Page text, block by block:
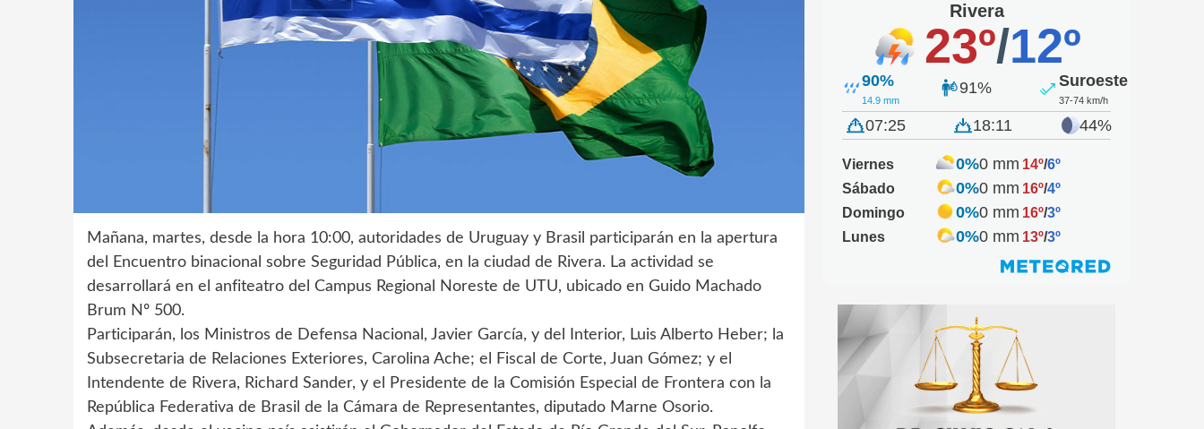
Mañana, martes, desde la hora 10:00, autoridades de Uruguay y Brasil participarán en la apertura
del Encuentro binacional sobre Seguridad Pública, en la ciudad de Rivera. La actividad se
desarrollará en el anfiteatro del Campus Regional Noreste de UTU, ubicado en Guido Machado
Brum Nº 500.
Participarán, los Ministros de Defensa Nacional, Javier García, y del Interior, Luis Alberto Heber; la
Subsecretaria de Relaciones Exteriores, Carolina Ache; el Fiscal de Corte, Juan Gómez; y el
Intendente de Rivera, Richard Sander, y el Presidente de la Comisión Especial de Frontera con la
República Federativa de Brasil de la Cámara de Representantes, diputado Marne Osorio.
Rivera
23º/12º
90%
14.9 mm
91% Suroeste
37-74 km/h
07:25 18:11 44%
Viernes 0%0 mm 14º/6º
Sábado
0%0 mm 16º/4º
Domingo
0%0 mm 16º/3º
Lunes
0%0 mm 13º/3º